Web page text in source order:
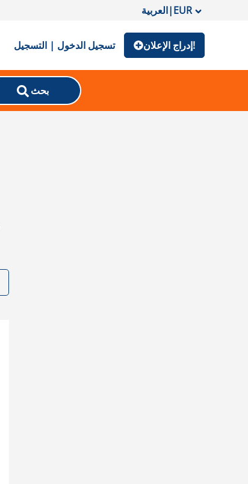
العربية|EUR
تسجيل الدخول | التسجيل إدراج الإعلان!
بحث